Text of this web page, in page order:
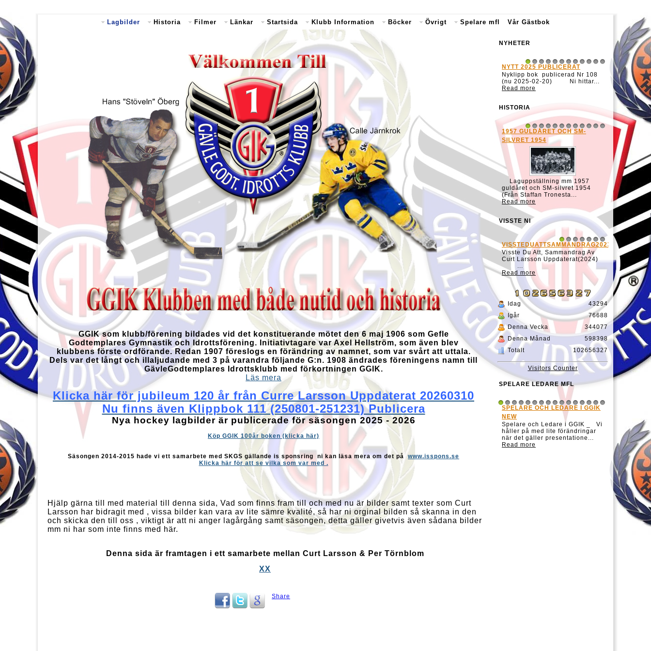
Lagbilder Historia Filmer Länkar Startsida Klubb Information Böcker Övrigt Spelare mfl Vår Gästbok
GGIK som klubb/förening bildades vid det konstituerande mötet den 6 maj 1906 som Gefle
Godtemplares Gymnastik och Idrottsförening. Initiativtagare var Axel Hellström, som även blev
klubbens förste ordförande. Redan 1907 föreslogs en förändring av namnet, som var svårt att uttala.
Dels var det långt och illaljudande med 3 på varandra följande G:n. 1908 ändrades föreningens namn till
GävleGodtemplares Idrottsklubb med förkortningen GGIK.
Läs mera
Klicka här för jubileum 120 år från Curre Larsson Uppdaterat 20260310
Nu finns även Klippbok 111 (250801-251231) Publicera
Nya hockey lagbilder är publicerade för säsongen 2025 - 2026
Köp GGIK 100år boken (klicka här)
Säsongen 2014-2015 hade vi ett samarbete med SKGS gällande is sponsring ni kan läsa mera om det på www.isspons.se
Klicka här för att se vilka som var med .
Hjälp gärna till med material till denna sida, Vad som finns fram till och med nu är bilder samt texter som Curt
Larsson har bidragit med , vissa bilder kan vara av lite sämre kvalité, så har ni orginal bilden så skanna in den
och skicka den till oss , viktigt är att ni anger lagårgång samt säsongen, detta gäller givetvis även sådana bilder
mm ni har som inte finns med här.
Denna sida är framtagen i ett samarbete mellan Curt Larsson & Per Törnblom
XX
NYHETER
1 2 3 4 5 6 7 8 9
NYTT 2025 PUBLICERAT
Nyklipp bok publicerad Nr 108
(nu 2025-02-20) Ni hittar...
Read more
HISTORIA
1 2 3 4 5 6 7 8 9
1957 GULDÅRET OCH SM-
SILVRET 1954
Laguppställning mm 1957
guldåret och SM-silvret 1954
(Från Staffan Tronesta...
Read more
VISSTE NI
1 2 3 4 5 6 7
VISSTEDUATTSAMMANDRAG20231127
Visste Du Att, Sammandrag Av
Curt Larsson Uppdaterat(2024)
...
Read more
Idag
Igår
Denna Vecka
Denna Månad
Totalt
43294
76688
344077
598398
102656327
Visitors Counter
SPELARE LEDARE MFL
2 3 4 5 6 7 8 9 10111213141516
SPELARE OCH LEDARE I GGIK
NEW
Spelare och Ledare i GGIK _ Vi
håller på med lite förändringar
när det gäller presentatione...
Read more
Share